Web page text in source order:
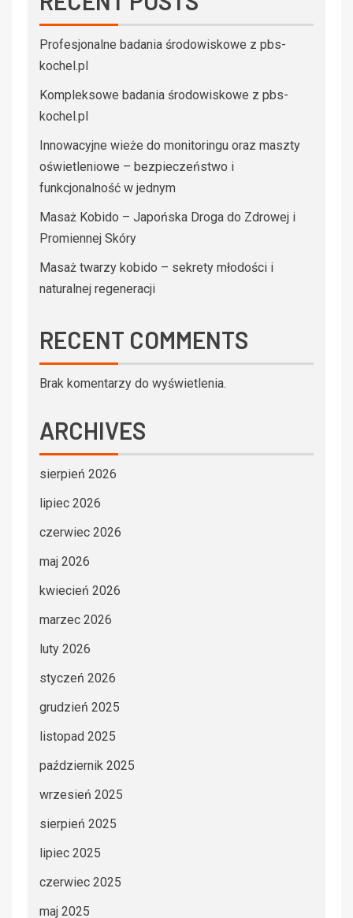
Profesjonalne badania środowiskowe z pbs-
kochel.pl
Kompleksowe badania środowiskowe z pbs-
kochel.pl
Innowacyjne wieże do monitoringu oraz maszty
oświetleniowe – bezpieczeństwo i
funkcjonalność w jednym
Masaż Kobido – Japońska Droga do Zdrowej i
Promiennej Skóry
Masaż twarzy kobido – sekrety młodości i
naturalnej regeneracji
RECENT COMMENTS
Brak komentarzy do wyświetlenia.
ARCHIVES
sierpień 2026
lipiec 2026
czerwiec 2026
maj 2026
kwiecień 2026
marzec 2026
luty 2026
styczeń 2026
grudzień 2025
listopad 2025
październik 2025
wrzesień 2025
sierpień 2025
lipiec 2025
czerwiec 2025
maj 2025